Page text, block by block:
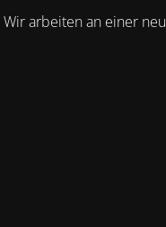
Wir arbeiten an einer